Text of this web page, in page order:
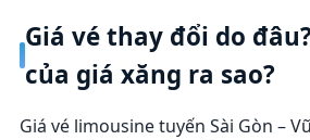
Giá vé thay đổi do
của giá xăng ra sao?
Giá vé limousine tuyến Sài Gòn –